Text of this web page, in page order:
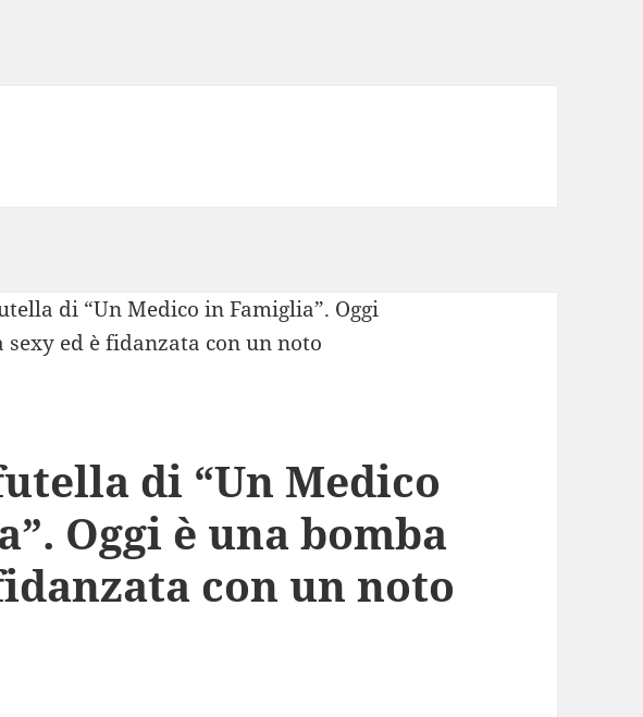
di “Un Medico
Oggi è una bomba
con un noto